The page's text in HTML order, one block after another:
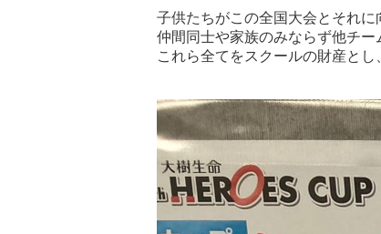
子供たちがこの全国大会とそれに
仲間同士や家族のみならず他チー
これら全てをスクールの財産とし